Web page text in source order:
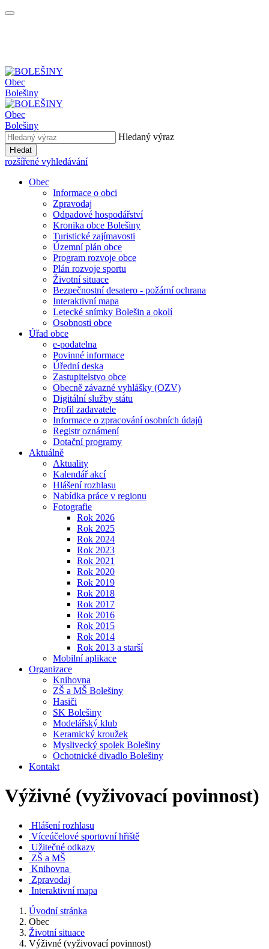
Obec
Bolešiny
Obec
Bolešiny
Hledaný výraz
Hledat
rozšířené vyhledávání
Obec
Informace o obci
Zpravodaj
Odpadové hospodářství
Kronika obce Bolešiny
Turistické zajímavosti
Územní plán obce
Program rozvoje obce
Plán rozvoje sportu
Životní situace
Bezpečnostní desatero - požární ochrana
Interaktivní mapa
Letecké snímky Bolešin a okolí
Osobnosti obce
Úřad obce
e-podatelna
Povinné informace
Úřední deska
Zastupitelstvo obce
Obecně závazné vyhlášky (OZV)
Digitální služby státu
Profil zadavatele
Informace o zpracování osobních údajů
Registr oznámení
Dotační programy
Aktuálně
Aktuality
Kalendář akcí
Hlášení rozhlasu
Nabídka práce v regionu
Fotografie
Rok 2026
Rok 2025
Rok 2024
Rok 2023
Rok 2021
Rok 2020
Rok 2019
Rok 2018
Rok 2017
Rok 2016
Rok 2015
Rok 2014
Rok 2013 a starší
Mobilní aplikace
Organizace
Knihovna
ZŠ a MŠ Bolešiny
Hasiči
SK Bolešiny
Modelářský klub
Keramický kroužek
Myslivecký spolek Bolešiny
Ochotnické divadlo Bolešiny
Kontakt
Výživné (vyživovací povinnost)
Hlášení rozhlasu
Víceúčelové sportovní hřiště
Užitečné odkazy
ZŠ a MŠ
Knihovna
Zpravodaj
Interaktivní mapa
Úvodní stránka
Obec
Životní situace
Výživné (vyživovací povinnost)